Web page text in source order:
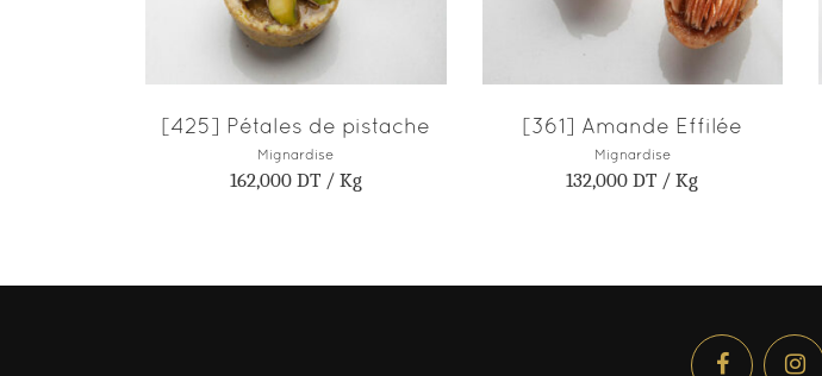
[425] Pétales de pistache
Mignardise
162,000DT / Kg
[361] Amande Effilée
Mignardise
132,000 DT / Kg